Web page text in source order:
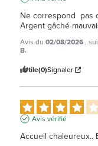
Ne correspond  pas
Argent gâché
Avis du 02/08/2026,
B.
Utile(0)Signaler
Avis vérifié
Accueil chaleureux..